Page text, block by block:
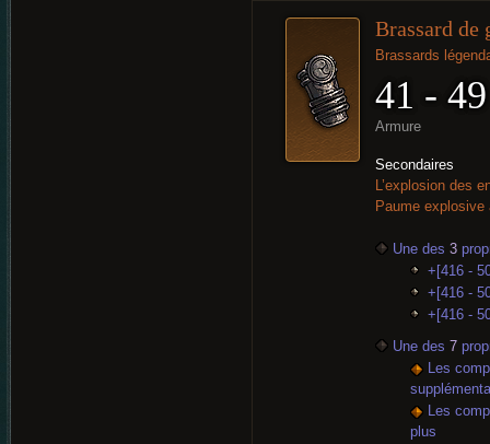
Brassard de
Brassards
41 - 49
Armure
Secondaires
L’explosion des
Paume
Une des 3
+[416 -
+[416 -
+[416 -
Une des 7
Les
Les
plus